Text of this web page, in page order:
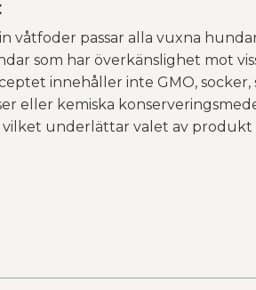
våtfoder passar alla vuxna
som har överkänslighet mot
innehåller inte GMO, socker,
eller kemiska
vilket underlättar valet av produkt